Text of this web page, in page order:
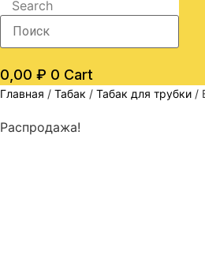
Search
0,00 ₽ 0 Cart
Главная / Табак / Табак для трубки /
Распродажа!